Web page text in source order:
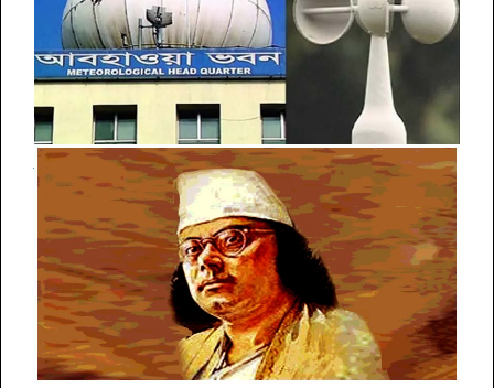
চট্টগ্রাম-সিলেট বিভাগে আজও বৃষ্টির আভাস